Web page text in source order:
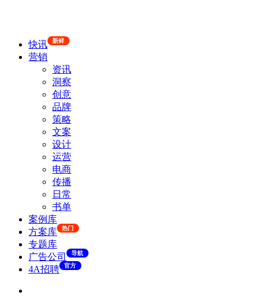
快讯 新鲜
营销
资讯
洞察
创意
品牌
策略
文案
设计
运营
电商
传播
日常
书单
案例库
方案库
热门
专题库
广告公司
导航
4A招聘 官方